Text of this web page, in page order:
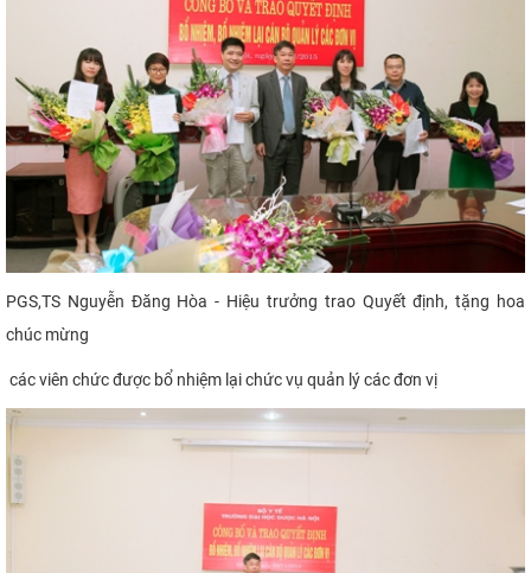
PGS,TS Nguyễn Đăng Hòa - Hiệu trưởng trao Quyết định, tặng hoa
chúc mừng
các viên chức được bổ nhiệm lại chức vụ quản lý các đơn vị